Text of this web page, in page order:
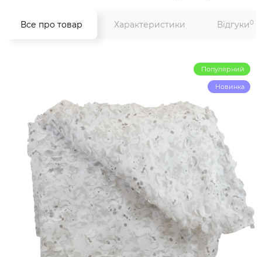
Все про товар Характеристики Відгуки0
Популярний
Новинка